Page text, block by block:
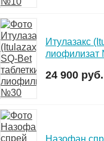
Итулазакс
24 900 руб.
Назофан